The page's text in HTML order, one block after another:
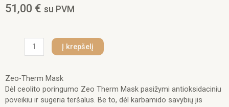
51,00 € su PVM
produkto
San
Bernard
Zeo-
Į krepšelį
Zeo-Therm Mask
Dėl ceolito poringumo Zeo Therm Mask pasižymi antioksidaciniu
poveikiu ir sugeria teršalus. Be to, dėl karbamido savybių jis